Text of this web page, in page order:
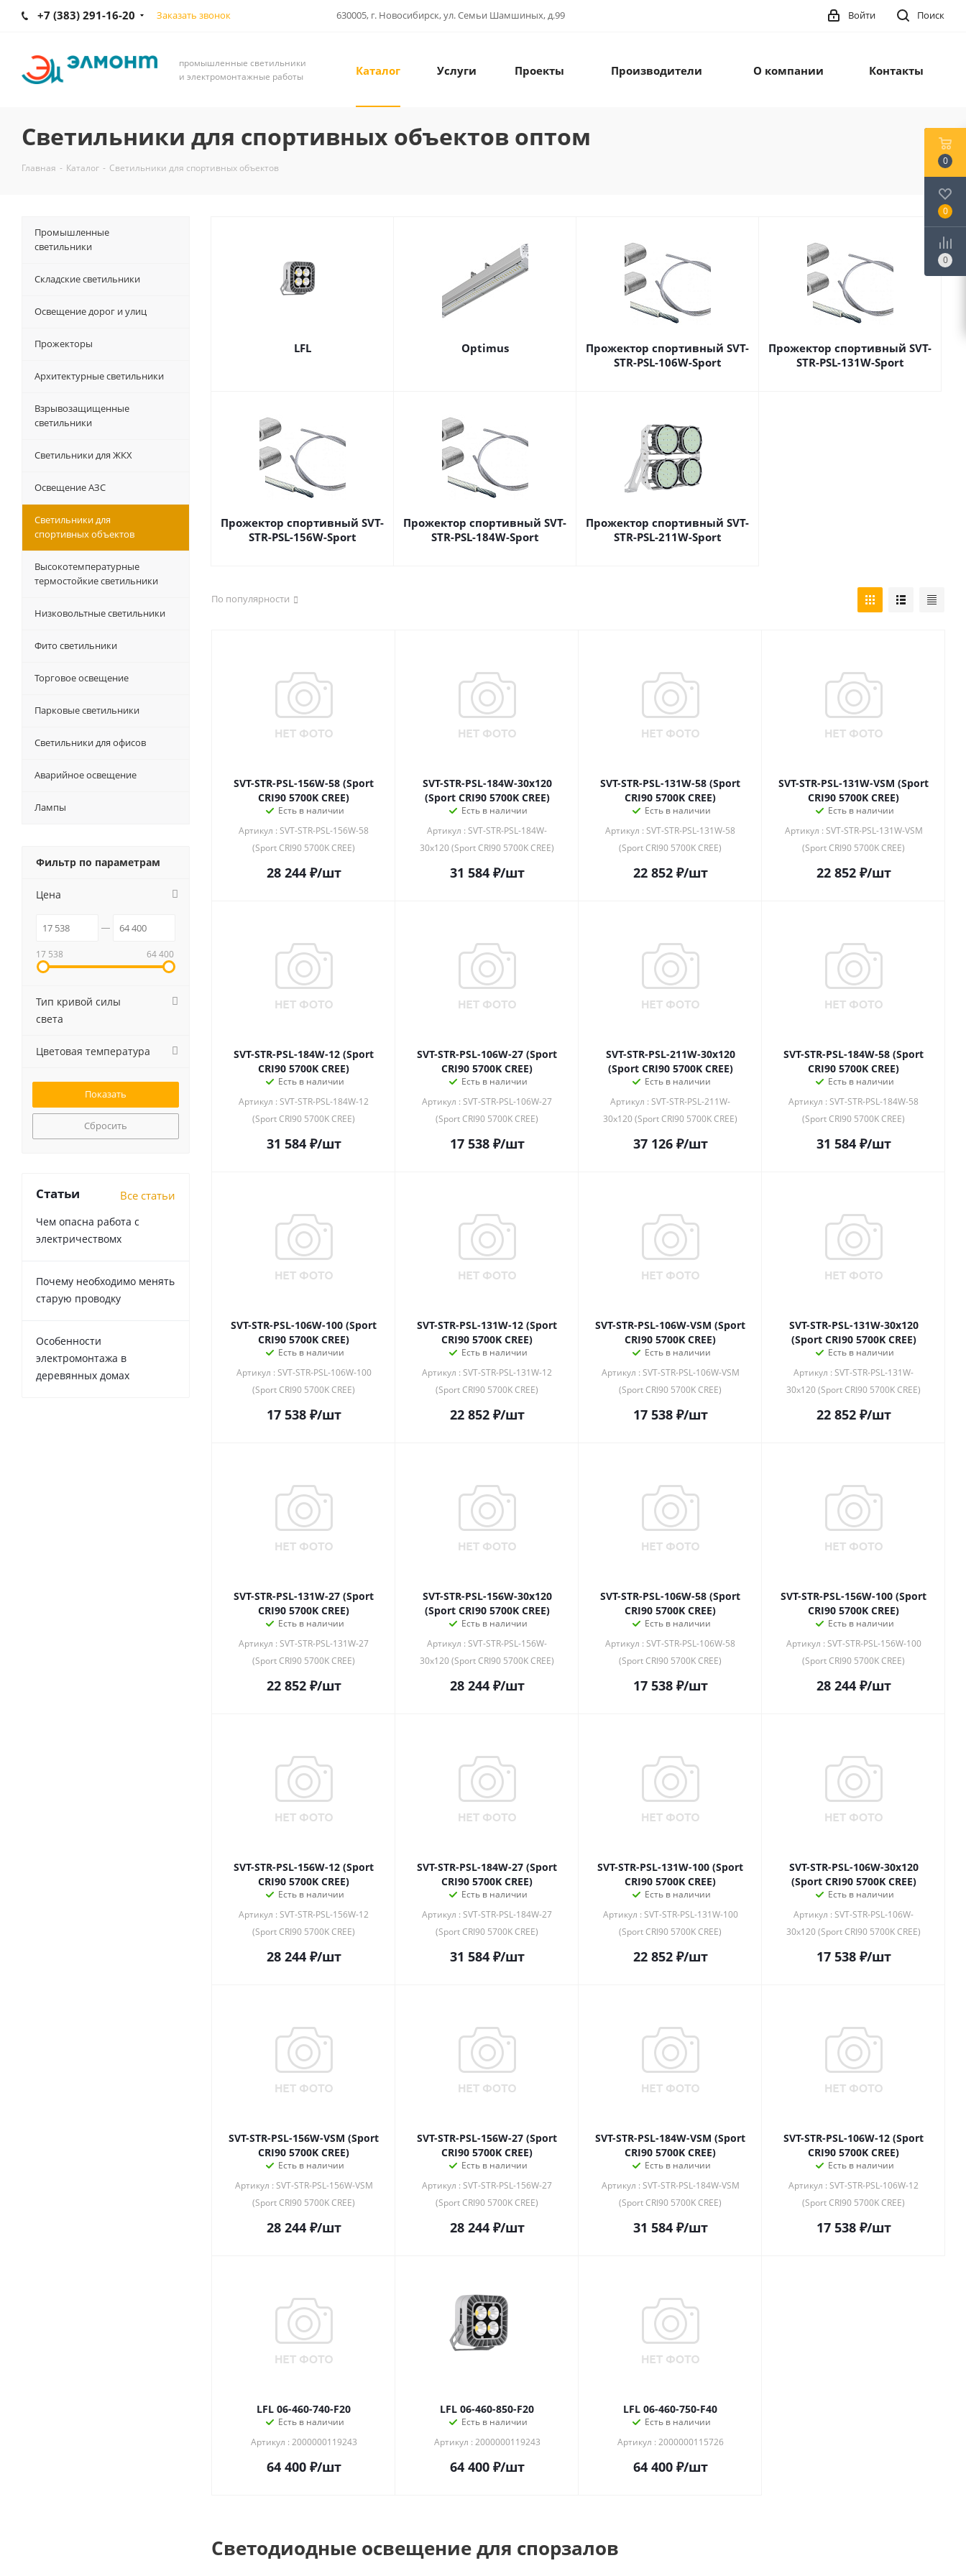
+7 (383) 291-16-20 Заказать звонок 630005, г. Новосибирск, ул. Семьи Шамшиных, д.99 Поиск
Войти
промышленные светильники
и электромонтажные работы
Каталог Услуги Проекты Производители О компании Контакты
Светильники для спортивных объектов оптом
Главная - Каталог - Светильники для спортивных объектов
LFL Optimus
Прожектор спортивный SVT-
STR-PSL-106W-Sport
Прожектор спортивный SVT-
STR-PSL-131W-Sport
Прожектор спортивный SVT-
STR-PSL-156W-Sport
Прожектор спортивный SVT-
STR-PSL-184W-Sport
Прожектор спортивный SVT-
STR-PSL-211W-Sport
По популярности
SVT-STR-PSL-156W-58 (Sport
CRI90 5700K CREE)
Есть в наличии
Артикул : SVT-STR-PSL-156W-58
(Sport CRI90 5700K CREE)
28 244₽/шт
SVT-STR-PSL-184W-30x120
(Sport CRI90 5700K CREE)
Есть в наличии
Артикул : SVT-STR-PSL-184W-
30x120 (Sport CRI90 5700K CREE)
31 584₽/шт
SVT-STR-PSL-131W-58 (Sport
CRI90 5700K CREE)
Есть в наличии
Артикул : SVT-STR-PSL-131W-58
(Sport CRI90 5700K CREE)
22 852₽/шт
SVT-STR-PSL-131W-VSM (Sport
CRI90 5700K CREE)
Есть в наличии
Артикул : SVT-STR-PSL-131W-VSM
(Sport CRI90 5700K CREE)
22 852₽/шт
SVT-STR-PSL-184W-12 (Sport
CRI90 5700K CREE)
Есть в наличии
Артикул : SVT-STR-PSL-184W-12
(Sport CRI90 5700K CREE)
31 584₽/шт
SVT-STR-PSL-106W-27 (Sport
CRI90 5700K CREE)
Есть в наличии
Артикул : SVT-STR-PSL-106W-27
(Sport CRI90 5700K CREE)
17 538₽/шт
SVT-STR-PSL-211W-30x120
(Sport CRI90 5700K CREE)
Есть в наличии
Артикул : SVT-STR-PSL-211W-
30x120 (Sport CRI90 5700K CREE)
37 126₽/шт
SVT-STR-PSL-184W-58 (Sport
CRI90 5700K CREE)
Есть в наличии
Артикул : SVT-STR-PSL-184W-58
(Sport CRI90 5700K CREE)
31 584₽/шт
SVT-STR-PSL-106W-100 (Sport
CRI90 5700K CREE)
Есть в наличии
Артикул : SVT-STR-PSL-106W-100
(Sport CRI90 5700K CREE)
17 538₽/шт
SVT-STR-PSL-131W-12 (Sport
CRI90 5700K CREE)
Есть в наличии
Артикул : SVT-STR-PSL-131W-12
(Sport CRI90 5700K CREE)
22 852₽/шт
SVT-STR-PSL-106W-VSM (Sport
CRI90 5700K CREE)
Есть в наличии
Артикул : SVT-STR-PSL-106W-VSM
(Sport CRI90 5700K CREE)
17 538₽/шт
SVT-STR-PSL-131W-30x120
(Sport CRI90 5700K CREE)
Есть в наличии
Артикул : SVT-STR-PSL-131W-
30x120 (Sport CRI90 5700K CREE)
22 852₽/шт
SVT-STR-PSL-131W-27 (Sport
CRI90 5700K CREE)
Есть в наличии
Артикул : SVT-STR-PSL-131W-27
(Sport CRI90 5700K CREE)
22 852₽/шт
SVT-STR-PSL-156W-30x120
(Sport CRI90 5700K CREE)
Есть в наличии
Артикул : SVT-STR-PSL-156W-
30x120 (Sport CRI90 5700K CREE)
28 244₽/шт
SVT-STR-PSL-106W-58 (Sport
CRI90 5700K CREE)
Есть в наличии
Артикул : SVT-STR-PSL-106W-58
(Sport CRI90 5700K CREE)
17 538₽/шт
SVT-STR-PSL-156W-100 (Sport
CRI90 5700K CREE)
Есть в наличии
Артикул : SVT-STR-PSL-156W-100
(Sport CRI90 5700K CREE)
28 244₽/шт
SVT-STR-PSL-156W-12 (Sport
CRI90 5700K CREE)
Есть в наличии
Артикул : SVT-STR-PSL-156W-12
(Sport CRI90 5700K CREE)
28 244₽/шт
SVT-STR-PSL-184W-27 (Sport
CRI90 5700K CREE)
Есть в наличии
Артикул : SVT-STR-PSL-184W-27
(Sport CRI90 5700K CREE)
31 584₽/шт
SVT-STR-PSL-131W-100 (Sport
CRI90 5700K CREE)
Есть в наличии
Артикул : SVT-STR-PSL-131W-100
(Sport CRI90 5700K CREE)
22 852₽/шт
SVT-STR-PSL-106W-30x120
(Sport CRI90 5700K CREE)
Есть в наличии
Артикул : SVT-STR-PSL-106W-
30x120 (Sport CRI90 5700K CREE)
17 538₽/шт
SVT-STR-PSL-156W-VSM (Sport
CRI90 5700K CREE)
Есть в наличии
Артикул : SVT-STR-PSL-156W-VSM
(Sport CRI90 5700K CREE)
28 244₽/шт
SVT-STR-PSL-156W-27 (Sport
CRI90 5700K CREE)
Есть в наличии
Артикул : SVT-STR-PSL-156W-27
(Sport CRI90 5700K CREE)
28 244₽/шт
SVT-STR-PSL-184W-VSM (Sport
CRI90 5700K CREE)
Есть в наличии
Артикул : SVT-STR-PSL-184W-VSM
(Sport CRI90 5700K CREE)
31 584₽/шт
SVT-STR-PSL-106W-12 (Sport
CRI90 5700K CREE)
Есть в наличии
Артикул : SVT-STR-PSL-106W-12
(Sport CRI90 5700K CREE)
17 538₽/шт
LFL 06-460-740-F20
Есть в наличии
Артикул : 2000000119243
64 400₽/шт
LFL 06-460-850-F20
Есть в наличии
Артикул : 2000000119243
64 400₽/шт
LFL 06-460-750-F40
Есть в наличии
Артикул : 2000000115726
64 400₽/шт
Светодиодные освещение для спорзалов
Промышленные
светильники
Складские светильники
Освещение дорог и улиц
Прожекторы
Архитектурные светильники
Взрывозащищенные
светильники
Светильники для ЖКХ
Освещение АЗС
Светильники для
спортивных объектов
Высокотемпературные
термостойкие светильники
Низковольтные светильники
Фито светильники
Торговое освещение
Парковые светильники
Светильники для офисов
Аварийное освещение
Лампы
Фильтр по параметрам
Цена
17 538 64 400
Тип кривой силы
света
Цветовая температура
Сбросить
Статьи Все статьи
Чем опасна работа с
электричествомх
Почему необходимо менять
старую проводку
Особенности
электромонтажа в
деревянных домах
0
0
0